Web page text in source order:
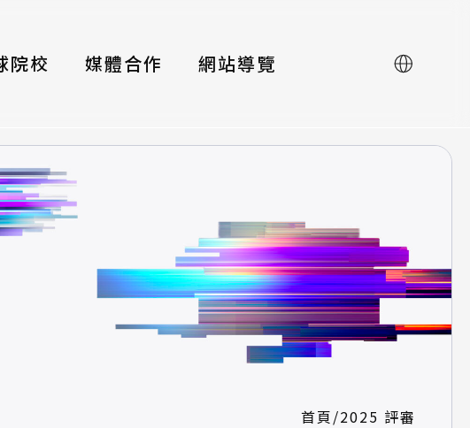
院校 媒體合作 網站導覽 English
首頁/2025 評審